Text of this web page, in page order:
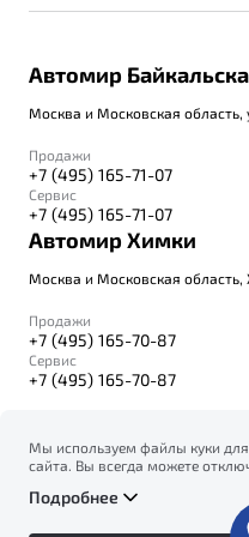
Автомир
Москва и Московская область,
Продажи
+7 (495) 165-71-07
Сервис
+7 (495) 165-71-07
Автомир Химки
Москва и Московская область,
Продажи
+7 (495) 165-70-87
Сервис
+7 (495) 165-70-87
© 2026
Политика конфиденциальности
Официальный сайт Belgee в
Мы используем файлы куки
сайта. Вы всегда можете
на сбор и использование
ознакомление с информацией
Подробнее